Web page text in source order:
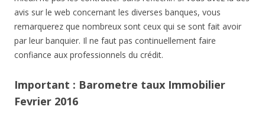
avis sur le web concernant les diverses banques, vous
remarquerez que nombreux sont ceux qui se sont fait avoir
par leur banquier. Il ne faut pas continuellement faire
confiance aux professionnels du crédit.
Important : Barometre taux Immobilier
Fevrier 2016